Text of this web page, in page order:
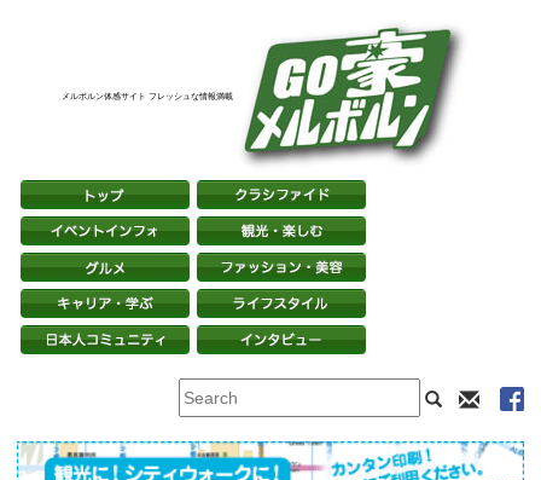
メルボルン体感サイト フレッシュな情報満載